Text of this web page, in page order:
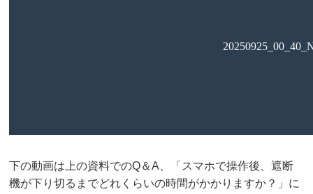
下の動画は上の資料でのQ＆A、「スマホで操作後、遮断
機が下り切るまでどれくらいの時間がかかりますか？」に